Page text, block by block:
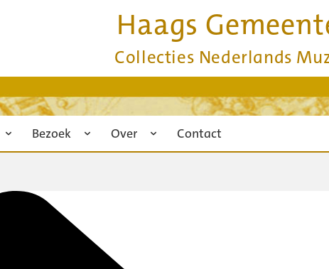
Haags
Collecties Nederlands
Bezoek Over Contact